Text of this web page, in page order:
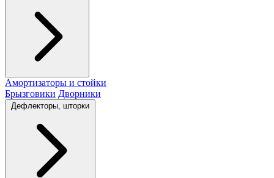
Амортизаторы и стойки
Брызговики Дворники
Дефлекторы, шторки